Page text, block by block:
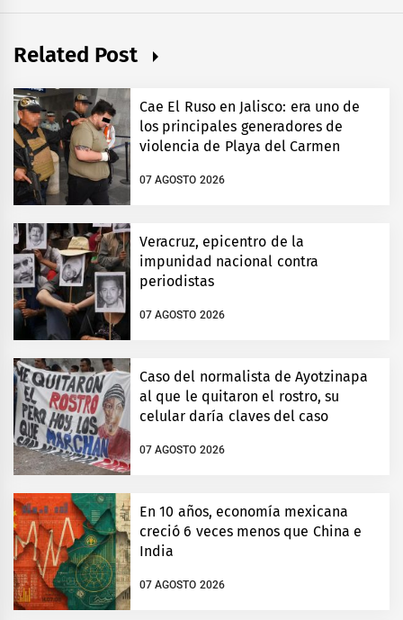
Related Post
Cae El Ruso en Jalisco: era uno de
los principales generadores de
violencia de Playa del Carmen
07 AGOSTO 2026
Veracruz, epicentro de la
impunidad nacional contra
periodistas
07 AGOSTO 2026
Caso del normalista de Ayotzinapa
al que le quitaron el rostro, su
celular daría claves del caso
07 AGOSTO 2026
En 10 años, economía mexicana
creció 6 veces menos que China e
India
07 AGOSTO 2026